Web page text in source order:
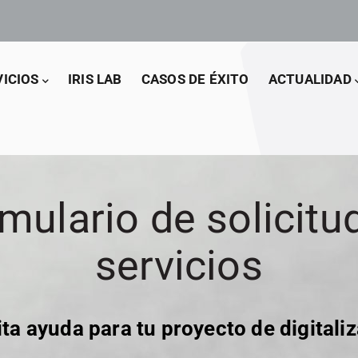
IRIS LAB CASOS DE ÉXITO ACTUALIDAD
de
servicios
ayuda para tu proyecto de